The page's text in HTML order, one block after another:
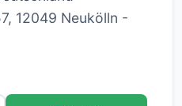
12049 Neukölln -